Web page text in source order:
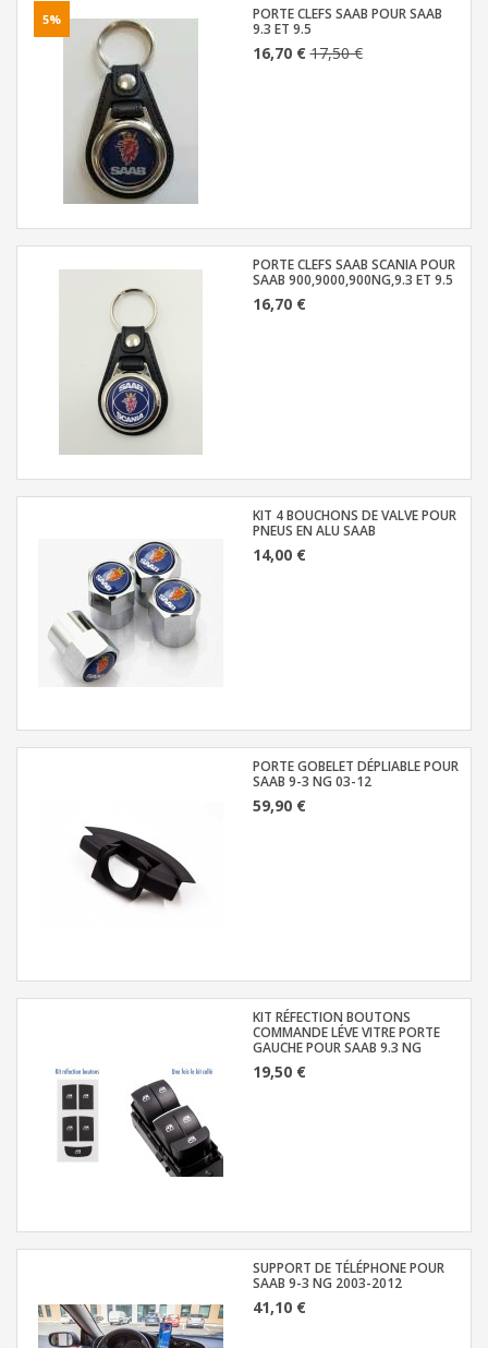
5%
PORTE CLEFS SAAB POUR SAAB
9.3 ET 9.5
16,70 €17,50 €
PORTE CLEFS SAAB SCANIA POUR
SAAB 900,9000,900NG,9.3 ET 9.5
16,70 €
KIT 4 BOUCHONS DE VALVE POUR
PNEUS EN ALU SAAB
14,00 €
PORTE GOBELET DÉPLIABLE POUR
SAAB 9-3 NG 03-12
59,90 €
KIT RÉFECTION BOUTONS
COMMANDE LÉVE VITRE PORTE
GAUCHE POUR SAAB 9.3 NG
19,50 €
SUPPORT DE TÉLÉPHONE POUR
SAAB 9-3 NG 2003-2012
41,10 €